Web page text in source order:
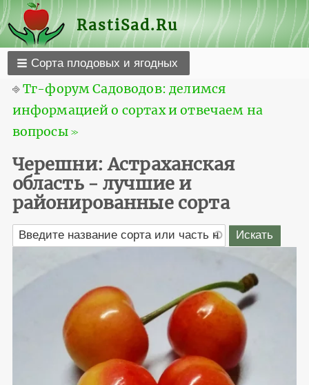
RastiSad.Ru
Сорта плодовых и ягодных
⎆Тг-форум Садоводов: делимся
информацией о сортах и отвечаем на
вопросы ≫
Черешни: Астраханская
область - лучшие и
районированные сорта